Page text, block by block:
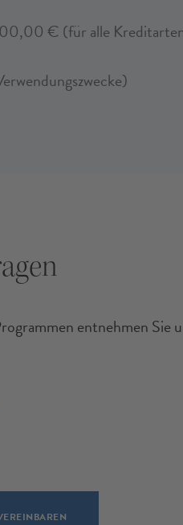
€ (für alle
entnehmen Sie